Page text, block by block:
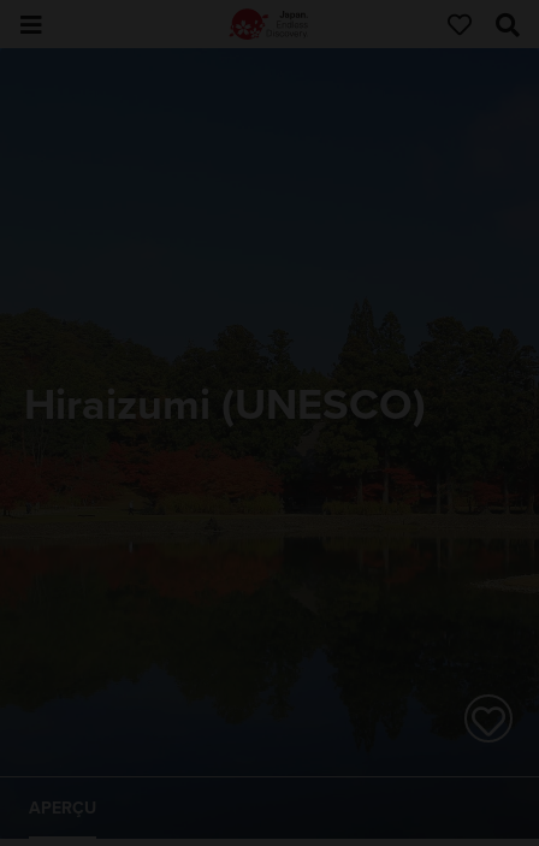
Hiraizumi (UNESCO)